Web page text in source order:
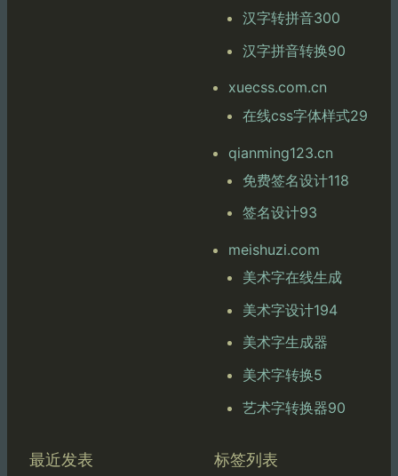
汉字转拼音300
汉字拼音转换90
xuecss.com.cn
在线css字体样式29
qianming123.cn
免费签名设计118
签名设计93
meishuzi.com
美术字在线生成
美术字设计194
美术字生成器
美术字转换5
艺术字转换器90
最近发表 标签列表